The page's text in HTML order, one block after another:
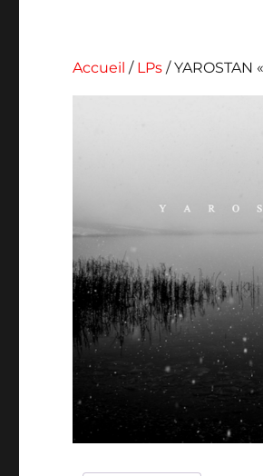
Accueil / LPs / YAROSTAN